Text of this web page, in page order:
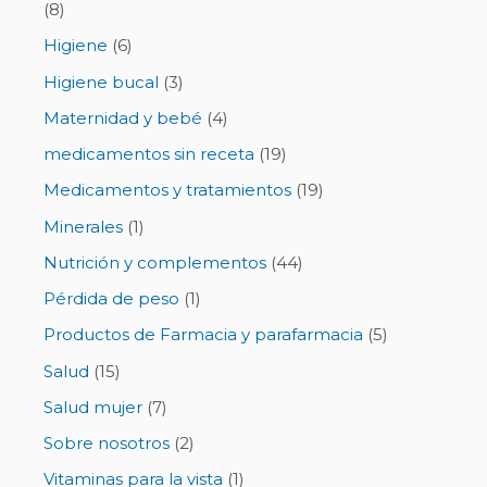
(8)
Higiene (6)
Higiene bucal (3)
Maternidad y bebé (4)
medicamentos sin receta (19)
Medicamentos y tratamientos (19)
Minerales (1)
Nutrición y complementos (44)
Pérdida de peso (1)
Productos de Farmacia y parafarmacia (5)
Salud (15)
Salud mujer (7)
Sobre nosotros (2)
Vitaminas para la vista (1)